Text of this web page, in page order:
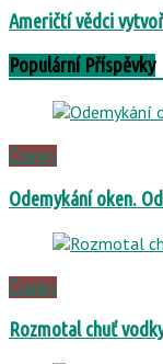
Američtí vědci
Populární Příspěvky
Články
Odemykání oken.
Články
Rozmotal chuť